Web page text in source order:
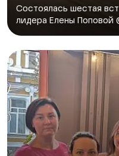
Состоялась шестая
лидера Елены Поповой